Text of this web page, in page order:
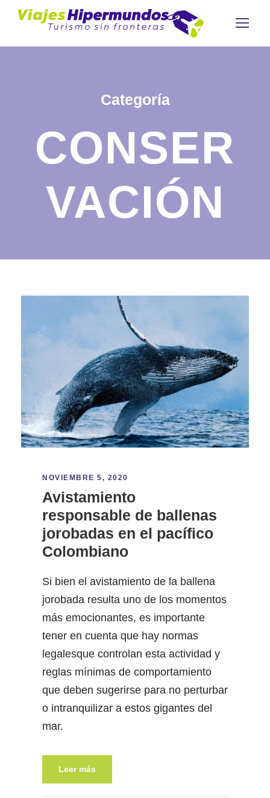
Categoría
CONSER
VACIÓN
NOVIEMBRE 5, 2020
Avistamiento
responsable de ballenas
jorobadas en el pacífico
Colombiano
Si bien el avistamiento de la ballena
jorobada resulta uno de los momentos
más emocionantes, es importante
tener en cuenta que hay normas
legalesque controlan esta actividad y
reglas mínimas de comportamiento
que deben sugerirse para no perturbar
o intranquilizar a estos gigantes del
mar.
Leer más